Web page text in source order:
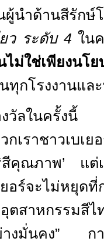
ป็นผู้นำด้าน
ว ระดับ 4 ใน
ม่ใช่เพียงน
ทุกโรงงานแล
งวัลในครั้งนี้
กเราชาวเบเ
คุณภาพ’ แต่เ
อร์จะไม่หยุด
ตสาหกรรมสี
งมั่นคง” กา